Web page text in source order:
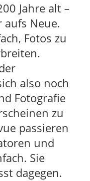
Jahre alt –
Neue.
Fotos zu
also noch
Fotografie
zu
passieren
und
Sie
dagegen.